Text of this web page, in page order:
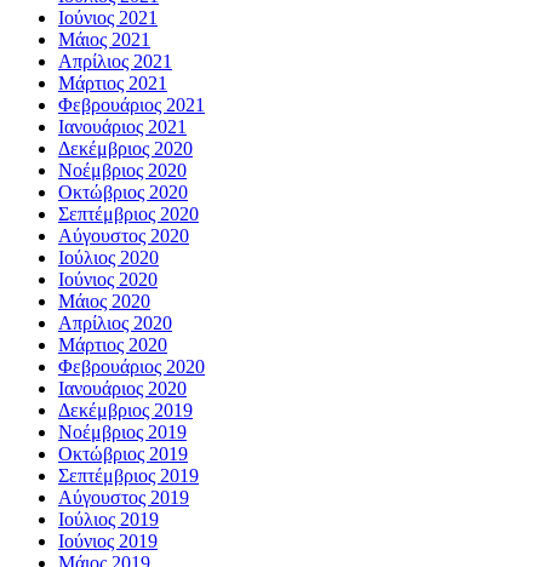
Ιούνιος 2021
Μάιος 2021
Απρίλιος 2021
Μάρτιος 2021
Φεβρουάριος 2021
Ιανουάριος 2021
Δεκέμβριος 2020
Νοέμβριος 2020
Οκτώβριος 2020
Σεπτέμβριος 2020
Αύγουστος 2020
Ιούλιος 2020
Ιούνιος 2020
Μάιος 2020
Απρίλιος 2020
Μάρτιος 2020
Φεβρουάριος 2020
Ιανουάριος 2020
Δεκέμβριος 2019
Νοέμβριος 2019
Οκτώβριος 2019
Σεπτέμβριος 2019
Αύγουστος 2019
Ιούλιος 2019
Ιούνιος 2019